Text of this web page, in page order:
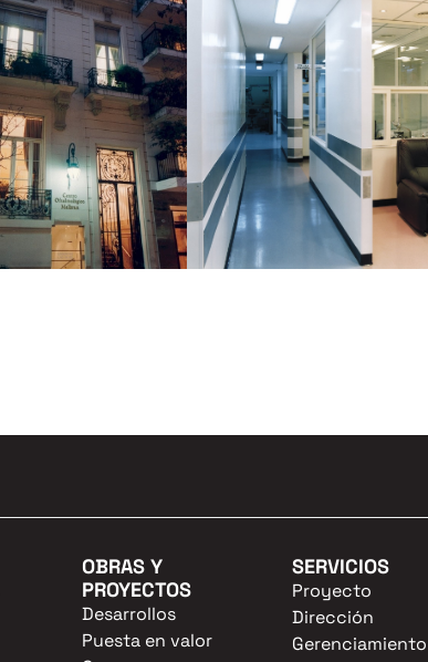
OBRAS Y
PROYECTOS
Desarrollos
Puesta en valor
SERVICIOS
Proyecto
Dirección
Gerenciamiento